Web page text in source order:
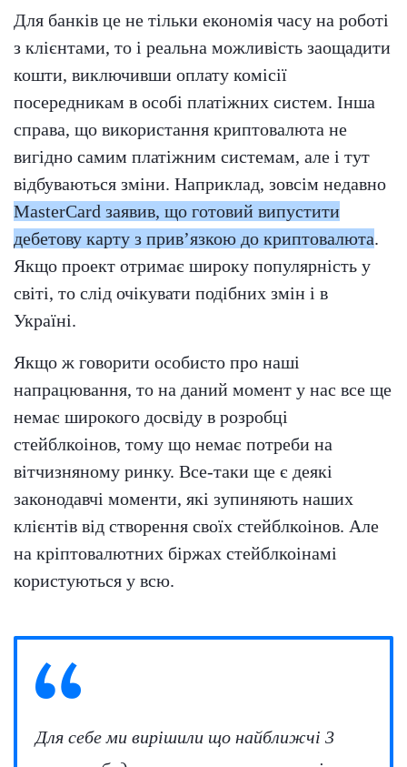
Для банків це не тільки економія часу на роботі
з клієнтами, то і реальна можливість заощадити
кошти, виключивши оплату комісії
посередникам в особі платіжних систем. Інша
справа, що використання криптовалюта не
вигідно самим платіжним системам, але і тут
відбуваються зміни. Наприклад, зовсім недавно
MasterCard заявив, що готовий випустити
дебетову карту з прив’язкою до криптовалюта.
Якщо проект отримає широку популярність у
світі, то слід очікувати подібних змін і в
Україні.
Якщо ж говорити особисто про наші
напрацювання, то на даний момент у нас все ще
немає широкого досвіду в розробці
стейблкоінов, тому що немає потреби на
вітчизняному ринку. Все-таки ще є деякі
законодавчі моменти, які зупиняють наших
клієнтів від створення своїх стейблкоінов. Але
на кріптовалютних біржах стейблкоінамі
користуються у всю.
Для себе ми вирішили що найближчі 3